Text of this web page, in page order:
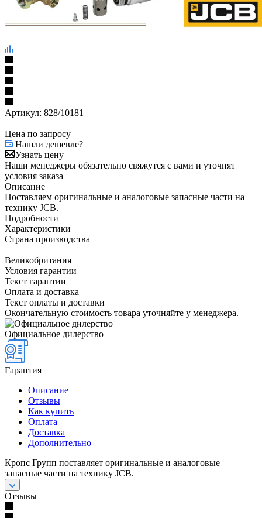
Артикул: 828/10181
Цена по запросу
Нашли дешевле?
Узнать цену
Наши менеджеры обязательно свяжутся с вами и уточнят
условия заказа
Описание
Поставляем оригинальные и аналоговые запасные части на
технику JCB.
Подробности
Характеристики
Страна производства
—
Великобритания
Условия гарантии
Текст гарантии
Оплата и доставка
Текст оплаты и доставки
Окончательную стоимость товара уточняйте у менеджера.
Официальное дилерство
Гарантия
Описание
Отзывы
Как купить
Оплата
Доставка
Дополнительно
Кропс Групп поставляет оригинальные и аналоговые
запасные части на технику JCB.
Отзывы